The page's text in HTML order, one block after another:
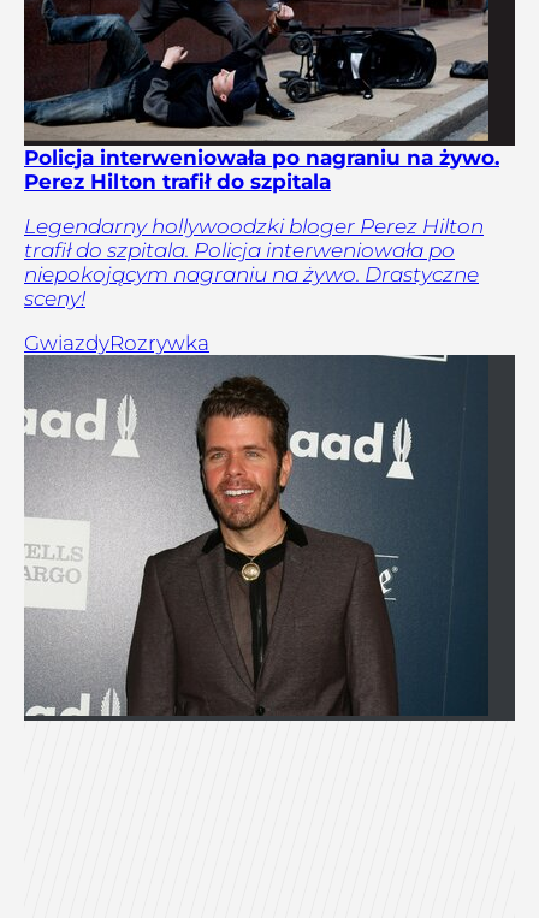
Policja interweniowała po nagraniu na żywo.
Perez Hilton trafił do szpitala
Legendarny hollywoodzki bloger Perez Hilton
trafił do szpitala. Policja interweniowała po
niepokojącym nagraniu na żywo. Drastyczne
sceny!
GwiazdyRozrywka